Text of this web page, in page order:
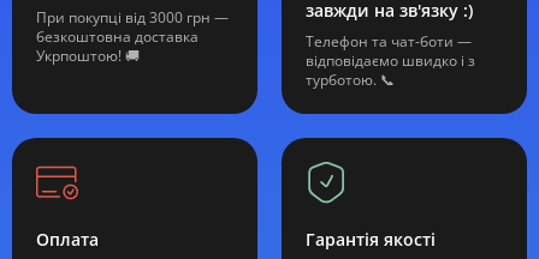
При покупці від 3000 грн —
безкоштовна доставка
Укрпоштою! 🚚
завжди на зв'язку :)
Телефон та чат-боти —
відповідаємо швидко і з
турботою. 📞
Оплата Гарантія якості